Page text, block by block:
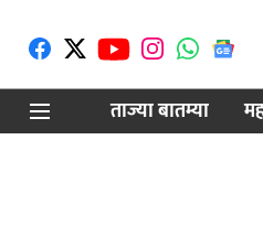
ताज्या बातम्या